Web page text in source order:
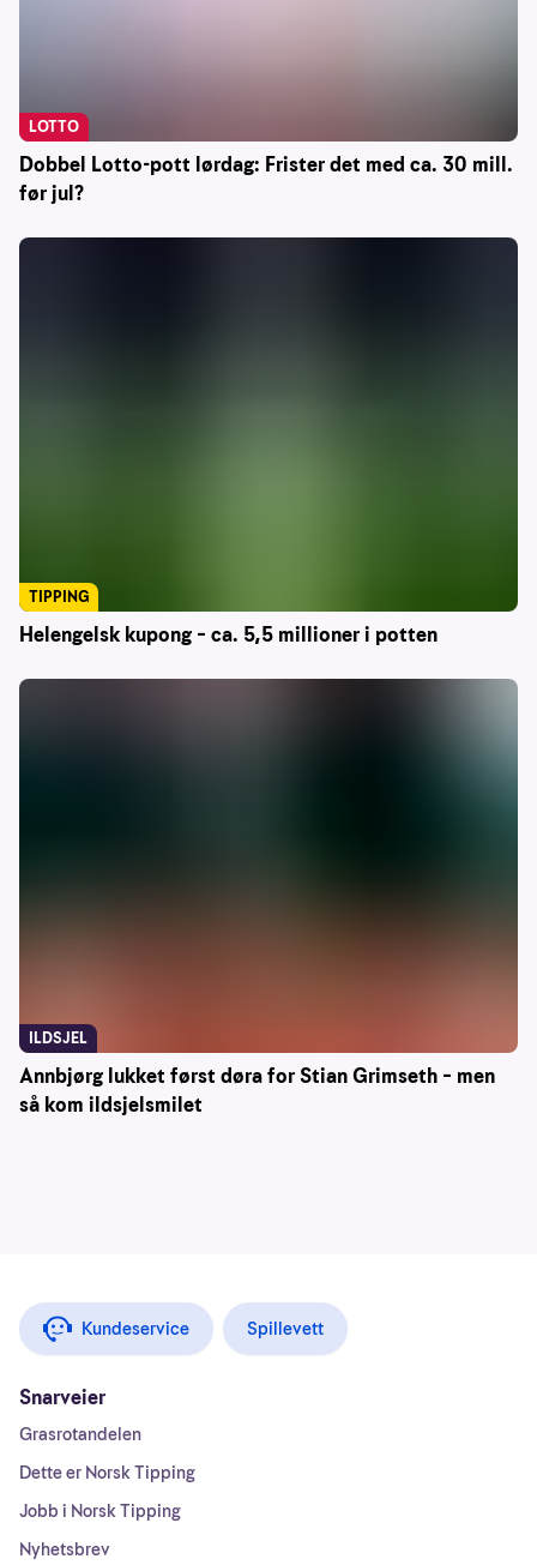
Dobbel Lotto-pott lørdag: Frister det med ca. 30 mill.
før jul?
LOTTO
Helengelsk kupong – ca. 5,5 millioner i potten
TIPPING
Annbjørg lukket først døra for Stian Grimseth – men
så kom ildsjelsmilet
ILDSJEL
Kundeservice Spillevett
Snarveier
Grasrotandelen
Dette er Norsk Tipping
Jobb i Norsk Tipping
Nyhetsbrev